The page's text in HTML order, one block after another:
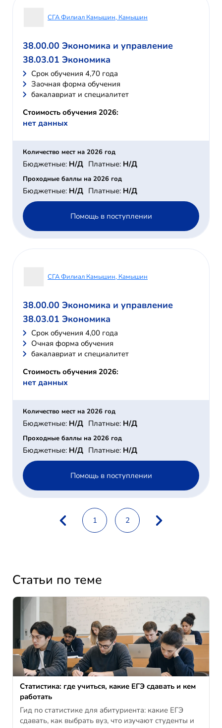
СГА Филиал Камышин, Камышин
38.00.00 Экономика и управление
38.03.01 Экономика
Cрок обучения 4,70 года
Заочная форма обучения
бакалавриат и специалитет
Стоимость обучения 2026:
нет данных
Количество мест на 2026 год
Бюджетные: Н/Д Платные: Н/Д
Проходные баллы на 2026 год
Бюджетные: Н/Д Платные: Н/Д
Помощь в поступлении
СГА Филиал Камышин, Камышин
38.00.00 Экономика и управление
38.03.01 Экономика
Cрок обучения 4,00 года
Очная форма обучения
бакалавриат и специалитет
Стоимость обучения 2026:
нет данных
Количество мест на 2026 год
Бюджетные: Н/Д Платные: Н/Д
Проходные баллы на 2026 год
Бюджетные: Н/Д Платные: Н/Д
Помощь в поступлении
1 2
Статьи по теме
Статистика: где учиться, какие ЕГЭ сдавать и кем
работать
Гид по статистике для абитуриента: какие ЕГЭ
сдавать, как выбрать вуз, что изучают студенты и